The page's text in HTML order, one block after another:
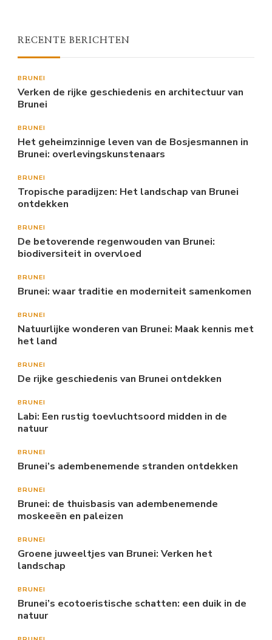
RECENTE BERICHTEN
BRUNEI
Verken de rijke geschiedenis en architectuur van
Brunei
BRUNEI
Het geheimzinnige leven van de Bosjesmannen in
Brunei: overlevingskunstenaars
BRUNEI
Tropische paradijzen: Het landschap van Brunei
ontdekken
BRUNEI
De betoverende regenwouden van Brunei:
biodiversiteit in overvloed
BRUNEI
Brunei: waar traditie en moderniteit samenkomen
BRUNEI
Natuurlijke wonderen van Brunei: Maak kennis met
het land
BRUNEI
De rijke geschiedenis van Brunei ontdekken
BRUNEI
Labi: Een rustig toevluchtsoord midden in de
natuur
BRUNEI
Brunei’s adembenemende stranden ontdekken
BRUNEI
Brunei: de thuisbasis van adembenemende
moskeeën en paleizen
BRUNEI
Groene juweeltjes van Brunei: Verken het
landschap
BRUNEI
Brunei’s ecotoeristische schatten: een duik in de
natuur